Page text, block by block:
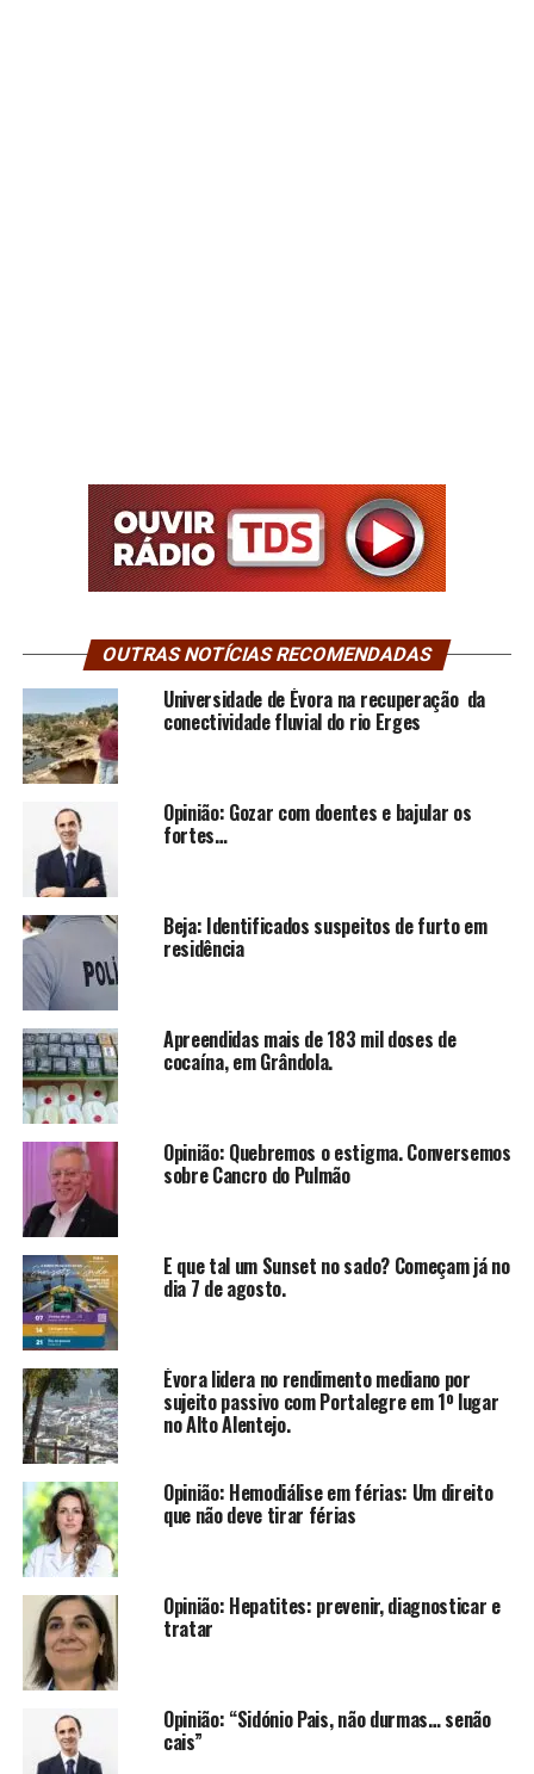
OUTRAS NOTÍCIAS RECOMENDADAS
Universidade de Évora na recuperação da
conectividade fluvial do rio Erges
Opinião: Gozar com doentes e bajular os
fortes…
Beja: Identificados suspeitos de furto em
residência
Apreendidas mais de 183 mil doses de
cocaína, em Grândola.
Opinião: Quebremos o estigma. Conversemos
sobre Cancro do Pulmão
E que tal um Sunset no sado? Começam já no
dia 7 de agosto.
Évora lidera no rendimento mediano por
sujeito passivo com Portalegre em 1º lugar
no Alto Alentejo.
Opinião: Hemodiálise em férias: Um direito
que não deve tirar férias
Opinião: Hepatites: prevenir, diagnosticar e
tratar
Opinião: “Sidónio Pais, não durmas… senão
cais”